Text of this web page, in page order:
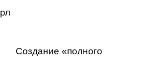
Создание «полного